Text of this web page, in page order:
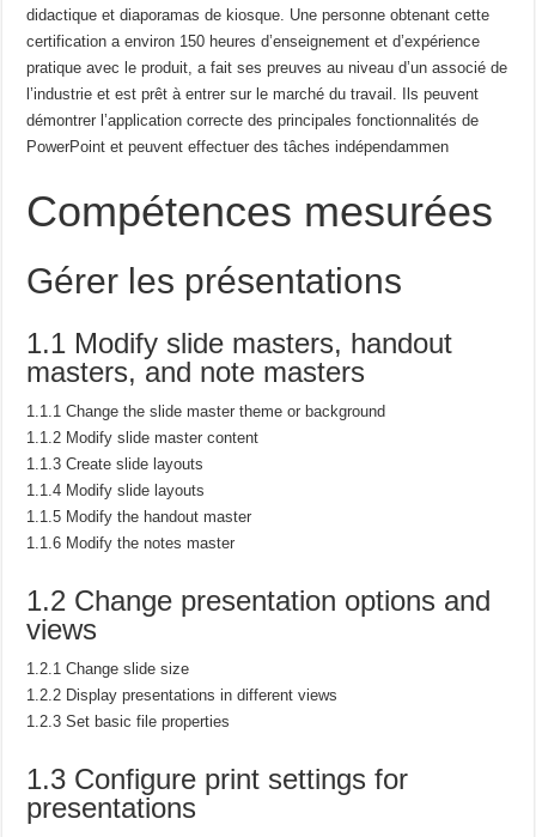
didactique et diaporamas de kiosque. Une personne obtenant cette
certification a environ 150 heures d’enseignement et d’expérience
pratique avec le produit, a fait ses preuves au niveau d’un associé de
l’industrie et est prêt à entrer sur le marché du travail.
Ils peuvent
démontrer l’application correcte des principales fonctionnalités de
PowerPoint et peuvent effectuer des tâches indépendammen
Compétences mesurées
Gérer les présentations
1.1 Modify slide masters, handout
masters, and note masters
1.1.1 Change the slide master theme or background
1.1.2 Modify slide master content
1.1.3 Create slide layouts
1.1.4 Modify slide layouts
1.1.5 Modify the handout master
1.1.6 Modify the notes master
1.2 Change presentation options and
views
1.2.1 Change slide size
1.2.2 Display presentations in different views
1.2.3 Set basic file properties
1.3 Configure print settings for
presentations